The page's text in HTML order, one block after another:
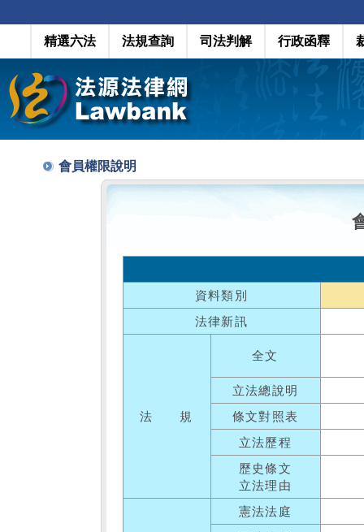
精選六法 法規查詢 司法判解 行政函釋
會員權限說明
資料類別
法律新訊
法 規
全文
立法總說明
條文對照表
立法歷程
歷史條文
立法理由
憲法法庭